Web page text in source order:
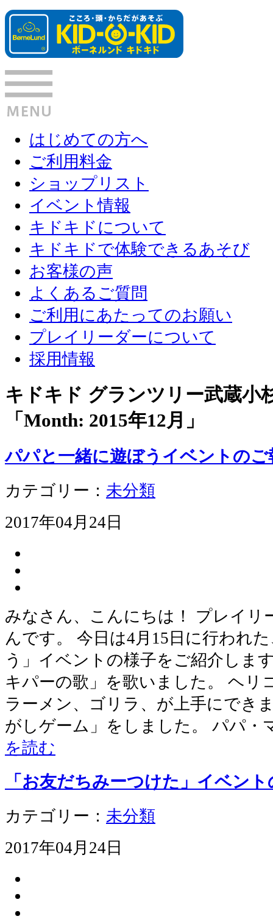
はじめての方へ
ご利用料金
ショップリスト
イベント情報
キドキドについて
キドキドで体験できるあそび
お客様の声
よくあるご質問
ご利用にあたってのお願い
プレイリーダーについて
採用情報
キドキド グランツリー武蔵
「Month: 2015年12月 」
パパと一緒に遊ぼうイベントのご
カテゴリー： 未分類
2017年04月24日
みなさん、こんにちは！ プレイリ
んです。 今日は4月15日に行われ
う」イベントの様子をご紹介しま
キパーの歌」を歌いました。 ヘリ
ラーメン、ゴリラ、が上手にでき
がしゲーム」をしました。 パパ
を読む
「お友だちみーつけた」イベン
カテゴリー： 未分類
2017年04月24日